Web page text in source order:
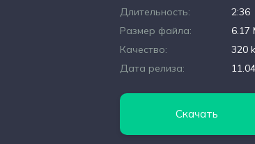
Длительность:
2:36
Размер файла:
6.17
Качество:
320
Дата релиза:
Скачать